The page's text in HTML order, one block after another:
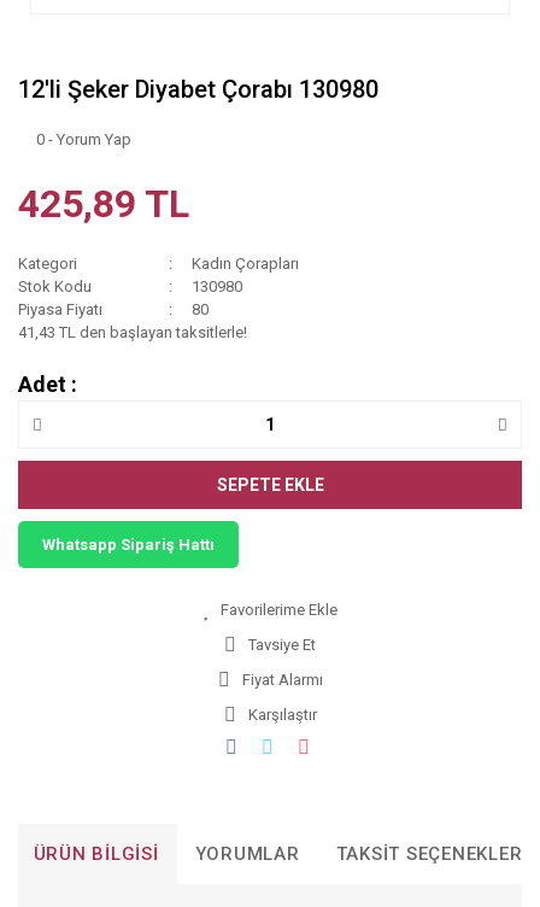
12'li Şeker Diyabet Çorabı 130980
0 - Yorum Yap
425,89 TL
Kategori
Kadın Çorapları
Stok Kodu
130980
Piyasa Fiyatı
80
41,43 TL den başlayan taksitlerle!
Adet :
SEPETE EKLE
Whatsapp Sipariş Hattı
Tavsiye Et
Fiyat Alarmı
Karşılaştır
ÜRÜN BILGISI YORUMLAR TAKSIT SEÇENEKLERI